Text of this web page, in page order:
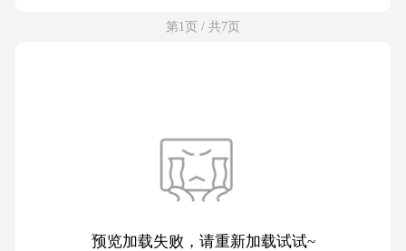
第1页 / 共7页
预览加载失败，请重新加载试试~